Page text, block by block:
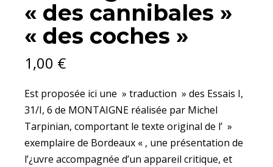
« des cannibales »
« des coches »
1,00 €
Est proposée ici une » traduction » des Essais I,
31/I, 6 de MONTAIGNE réalisée par Michel
Tarpinian, comportant le texte original de l’ »
exemplaire de Bordeaux « , une présentation de
l’¿uvre accompagnée d’un appareil critique, et
COCHES"
QUANTITY